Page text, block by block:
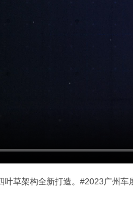
草架构全新打造。#2023广州车